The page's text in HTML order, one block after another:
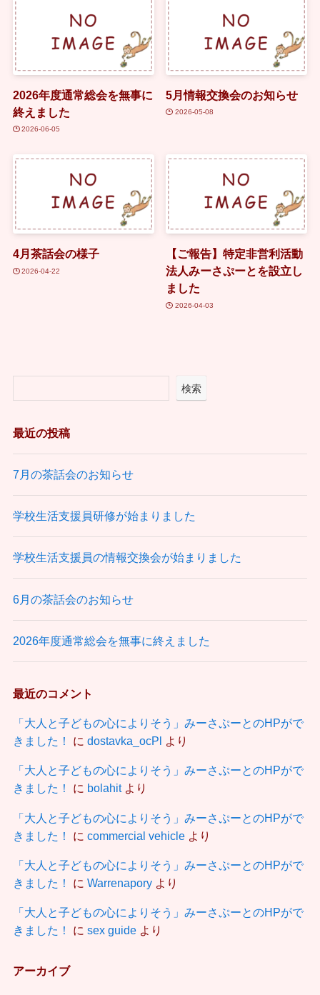
2026年度通常総会を無事に
終えました
2026-06-05
5月情報交換会のお知らせ
2026-05-08
4月茶話会の様子
2026-04-22
【ご報告】特定非営利活動
法人みーさぷーとを設立し
ました
2026-04-03
検索
最近の投稿
7月の茶話会のお知らせ
学校生活支援員研修が始まりました
学校生活支援員の情報交換会が始まりました
6月の茶話会のお知らせ
2026年度通常総会を無事に終えました
最近のコメント
「大人と子どもの心によりそう」みーさぷーとのHPがで
きました！
に dostavka_ocPl より
「大人と子どもの心によりそう」みーさぷーとのHPがで
きました！
に bolahitより
「大人と子どもの心によりそう」みーさぷーとのHPがで
きました！
に commercial vehicleより
「大人と子どもの心によりそう」みーさぷーとのHPがで
きました！
に Warrenaporyより
「大人と子どもの心によりそう」みーさぷーとのHPがで
きました！
に sex guideより
アーカイブ